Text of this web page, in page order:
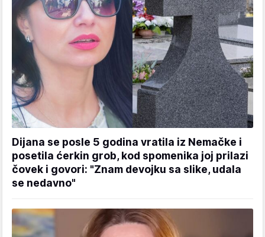
Dijana se posle 5 godina vratila iz Nemačke i
posetila ćerkin grob, kod spomenika joj prilazi
čovek i govori: "Znam devojku sa slike, udala
se nedavno"